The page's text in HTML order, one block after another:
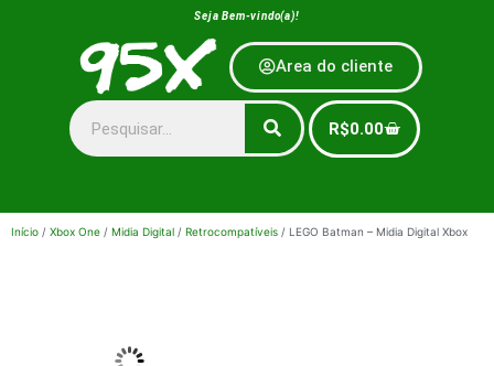
Seja Bem-vindo(a)!
Area do cliente
R$0.00
Início / Xbox One / Midia Digital / Retrocompatíveis / LEGO Batman – Midia Digital Xbox